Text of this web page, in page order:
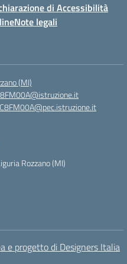
di Accessibilità
Note legali
(MI)
Rozzano (MI)
e progetto di Designers Italia